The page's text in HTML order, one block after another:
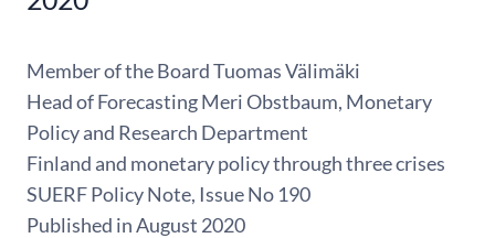
Member of the Board Tuomas Välimäki
Head of Forecasting Meri Obstbaum, Monetary
Policy and Research Department
Finland and monetary policy through three crises
SUERF Policy Note, Issue No 190
Published in August 2020